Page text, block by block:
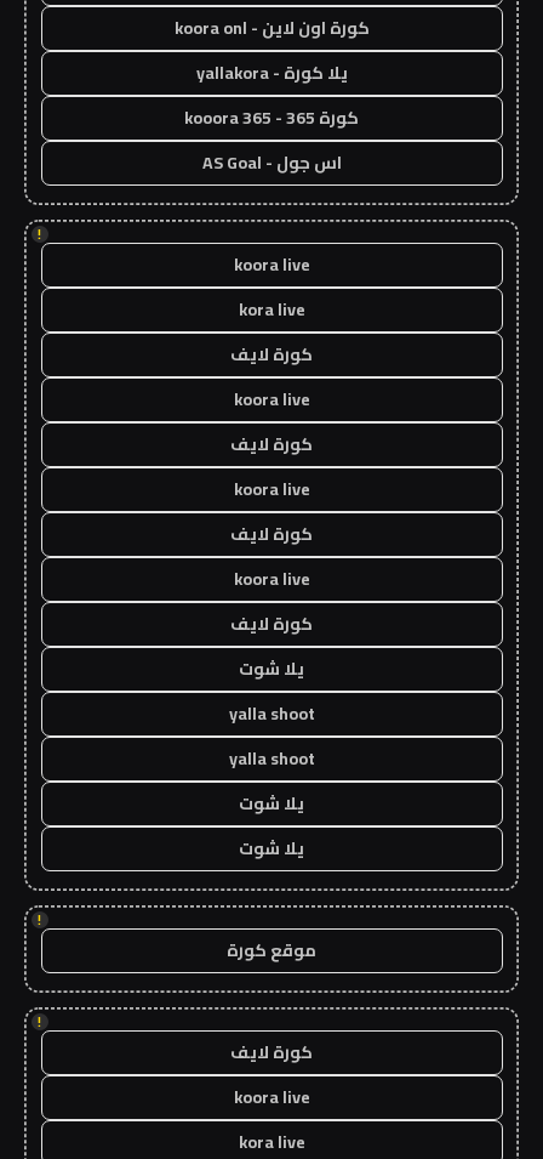
كورة اون لاين - koora onl
يلا كورة - yallakora
كورة 365 - kooora 365
اس جول - AS Goal
!
koora live
kora live
كورة لايف
koora live
كورة لايف
koora live
كورة لايف
koora live
كورة لايف
يلا شوت
yalla shoot
yalla shoot
يلا شوت
يلا شوت
!
موقع كورة
!
كورة لايف
koora live
kora live